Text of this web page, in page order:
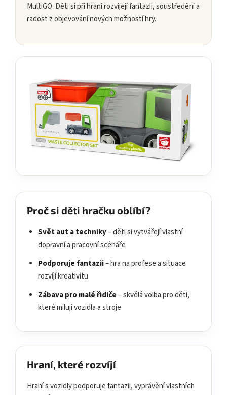
MultiGO. Děti si při hraní rozvíjejí fantazii, soustředění a
radost z objevování nových možností hry.
Proč si děti hračku oblíbí?
Svět aut a techniky– děti si vytvářejí vlastní
dopravní a pracovní scénáře
Podporuje fantazii– hra na profese a situace
rozvíjí kreativitu
Zábava pro malé řidiče– skvělá volba pro děti,
které milují vozidla a stroje
Hraní, které rozvíjí
Hraní s vozidly podporuje fantazii, vyprávění vlastních